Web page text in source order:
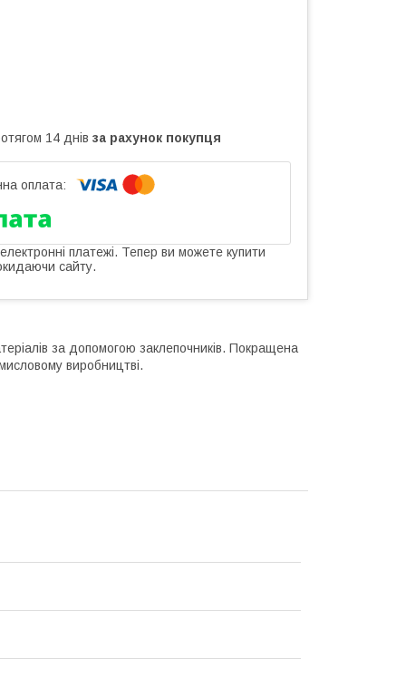
14 днів за рахунок покупця
платежі. Тепер ви можете купити
сайту.
за допомогою заклепочників. Покращена
виробництві.